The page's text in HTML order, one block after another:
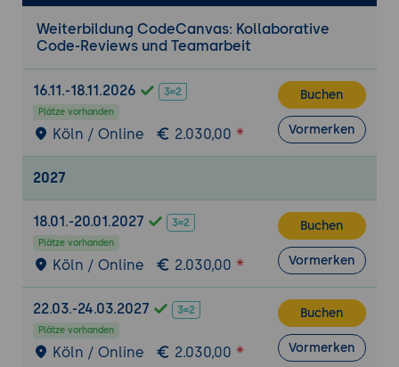
eines Repositorys in CodeCanvas
Ziel der Übung:Die Teilnehmenden lernen,
einrichten, ein Repository erstellen und
erste Aufgaben definieren.
Projektbeschreibung:
Die Teilnehmenden
erstellen ein neues Projekt, richten ein
strukturieren Aufgaben für die
CodeCanvas, Git-Integration.
Ergebnisse:
Die Teilnehmenden haben
erfolgreich ein Projekt eingerichtet, ein
Repository erstellt und erste Aufgaben für
die kollaborative Arbeit angelegt.
Versionskontrolle und Branch-Management
Weiterbildung CodeCanvas: Kollaborative
Code-Reviews und Teamarbeit
16.11.-18.11.2026
Plätze vorhanden
Köln / Online 2.030,00
Buchen
Vormerken
2027
18.01.-20.01.2027
Plätze vorhanden
Köln / Online 2.030,00
Buchen
Vormerken
22.03.-24.03.2027
Plätze vorhanden
Köln / Online 2.030,00
Buchen
Vormerken